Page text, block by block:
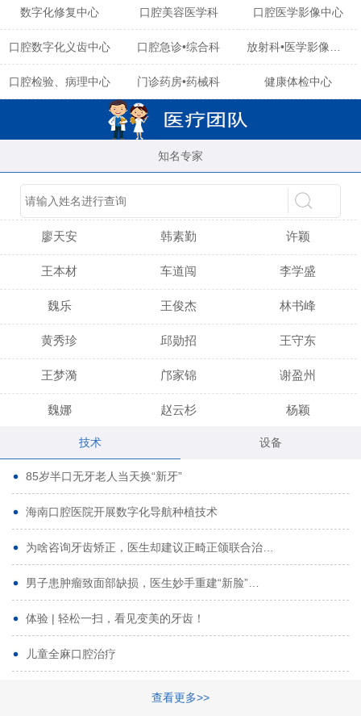
数字化修复中心 口腔美容医学科 口腔医学影像中心
口腔数字化义齿中心 口腔急诊•综合科
口腔检验、病理中心 门诊药房•药械科 健康体检中心
知名专家
陈育玲 吴晓桃
廖天安 韩素勤 许颖
王本材 车道闯 李学盛
魏乐 王俊杰 林书峰
黄秀珍 邱勋招 王守东
王梦漪 邝家锦 谢盈州
魏娜 赵云杉 杨颖
黄启龙
代艳虹 林芳诚
曹香林 姜炳华
姚宗将 梁春晓
林夏羽 颜晶
路娜 商晔
周碧玲
技术 设备
85岁半口无牙老人当天换“新牙”
海南口腔医院开展数字化导航种植技术
为啥咨询牙齿矫正，医生却建议正畸正颌联合治…
男子患肿瘤致面部缺损，医生妙手重建“新脸”…
体验 | 轻松一扫，看见变美的牙齿！
儿童全麻口腔治疗
查看更多>>